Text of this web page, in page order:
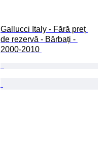
Gallucci Italy - Fără preț
de rezervă - Bărbați -
2000-2010